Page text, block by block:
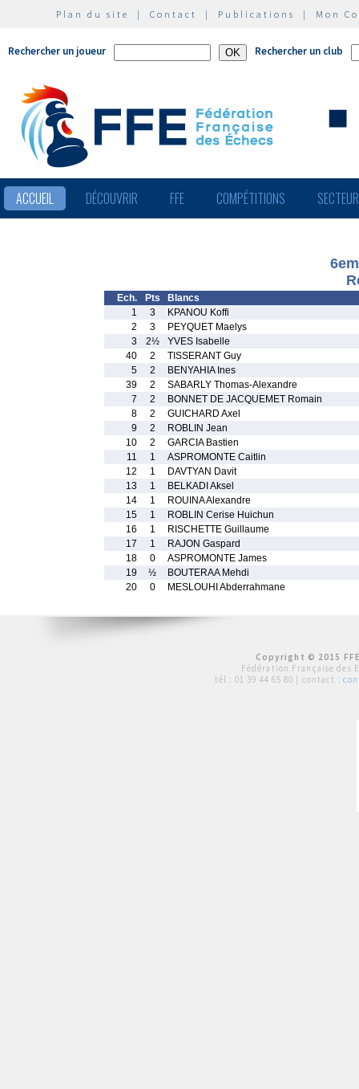
Plan du site | Contact | Publications | Mon
Rechercher un joueur Rechercher un club
ACCUEIL DÉCOUVRIR FFE COMPÉTITIONS
Ech. Pts
Blancs
1
3
KPANOU Koffi
2
3
PEYQUET Maelys
3
2½
YVES Isabelle
40
2
TISSERANT Guy
5
2
BENYAHIA Ines
39
2
SABARLY Thomas-Alexandre
7
2
BONNET DE JACQUEMET Romain
8
2
GUICHARD Axel
9
2
ROBLIN Jean
10
2
GARCIA Bastien
11
1
ASPROMONTE Caitlin
12
1
DAVTYAN Davit
13
1
BELKADI Aksel
14
1
ROUINA Alexandre
15
1
ROBLIN Cerise Huichun
16
1
RISCHETTE Guillaume
17
1
RAJON Gaspard
18
0
ASPROMONTE James
19
½
BOUTERAA Mehdi
20
0 MESLOUHI Abderrahmane
Copyright © 2015
Fédération Française des
tél : 01 39 44 65 80 | contact :